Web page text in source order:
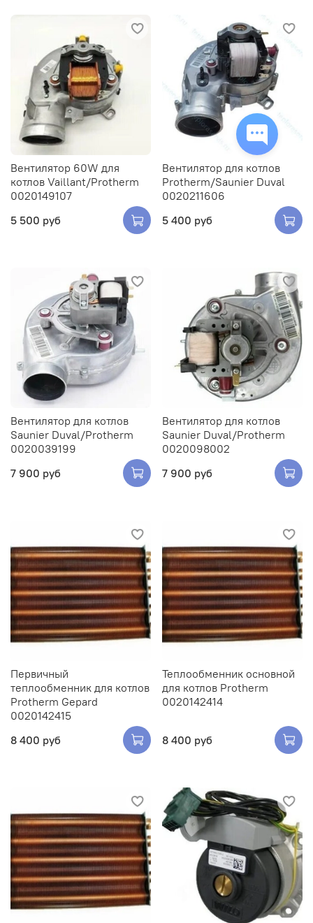
Вентилятор 60W для
котлов Vaillant/Protherm
0020149107
5 500 руб
Вентилятор для котлов
Protherm/Saunier Duval
0020211606
5 400 руб
Вентилятор для котлов
Saunier Duval/Protherm
0020039199
7 900 руб
Вентилятор для котлов
Saunier Duval/Protherm
0020098002
7 900 руб
Первичный
теплообменник для котлов
Protherm Gepard
0020142415
8 400 руб
Теплообменник основной
для котлов Protherm
0020142414
8 400 руб
Заказать оборудование или запчасть
Заполните форму, и мы свяжемся с вами в ближайшее
время. Менеджер ответит на ваши вопросы и поможет
оформить покупку.
Имя*